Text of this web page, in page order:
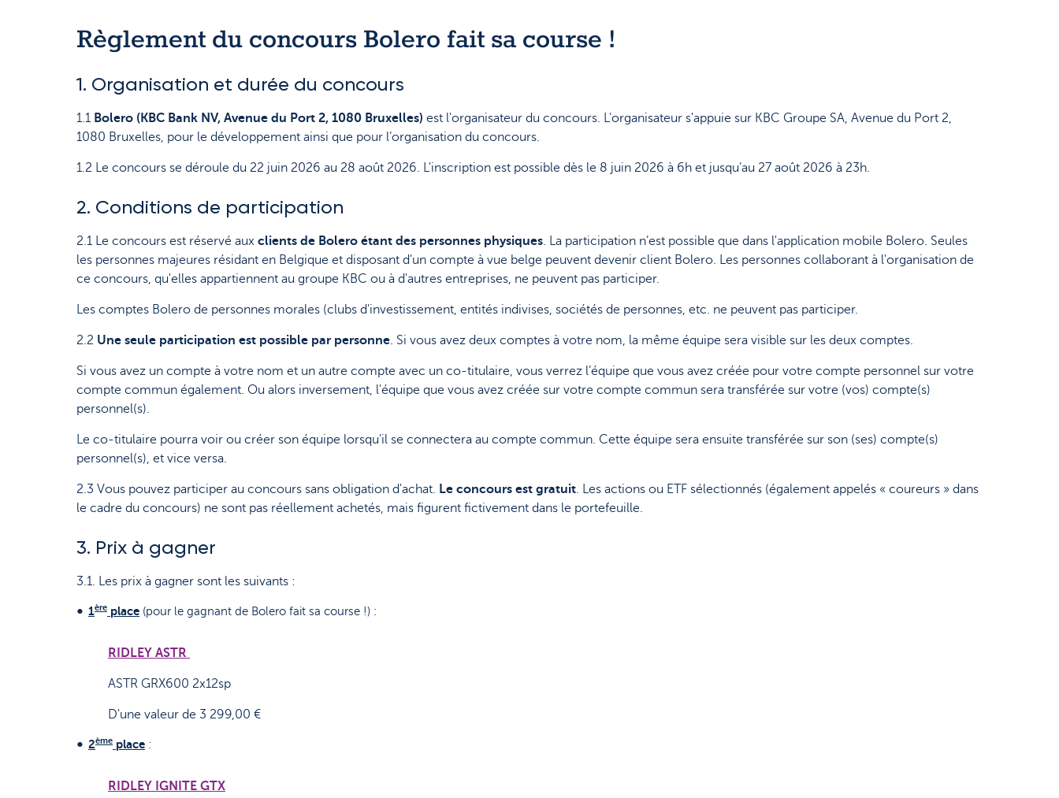
Règlement du concours Bolero fait sa course !
1. Organisation et durée du concours
1.1 Bolero (KBC Bank NV, Avenue du Port 2, 1080 Bruxelles) est l'organisateur du concours. L'organisateur s'appuie sur KBC Groupe SA, Avenue du Port 2,
1080 Bruxelles, pour le développement ainsi que pour l’organisation du concours.
1.2 Le concours se déroule du 22 juin 2026 au 28 août 2026. L'inscription est possible dès le 8 juin 2026 à 6h et jusqu’au 27 août 2026 à 23h.
2. Conditions de participation
2.1 Le concours est réservé aux clients de Bolero étant des personnes physiques. La participation n’est possible que dans l'application mobile Bolero. Seules
les personnes majeures résidant en Belgique et disposant d'un compte à vue belge peuvent devenir client Bolero. Les personnes collaborant à l'organisation de
ce concours, qu'elles appartiennent au groupe KBC ou à d'autres entreprises, ne peuvent pas participer.
Les comptes Bolero de personnes morales (clubs d'investissement, entités indivises, sociétés de personnes, etc. ne peuvent pas participer.
2.2 Une seule participation est possible par personne. Si vous avez deux comptes à votre nom, la même équipe sera visible sur les deux comptes.
Si vous avez un compte à votre nom et un autre compte avec un co-titulaire, vous verrez l’équipe que vous avez créée pour votre compte personnel sur votre
compte commun également. Ou alors inversement, l'équipe que vous avez créée sur votre compte commun sera transférée sur votre (vos) compte(s)
personnel(s).
Le co-titulaire pourra voir ou créer son équipe lorsqu'il se connectera au compte commun. Cette équipe sera ensuite transférée sur son (ses) compte(s)
personnel(s), et vice versa.
2.3 Vous pouvez participer au concours sans obligation d'achat. Le concours est gratuit. Les actions ou ETF sélectionnés (également appelés « coureurs » dans
le cadre du concours) ne sont pas réellement achetés, mais figurent fictivement dans le portefeuille.
3. Prix à gagner
3.1. Les prix à gagner sont les suivants :
1ère place (pour le gagnant de Bolero fait sa course !) :
RIDLEY ASTR
ASTR GRX600 2x12sp
D'une valeur de 3 299,00 €
2ème place :
RIDLEY IGNITE GTX